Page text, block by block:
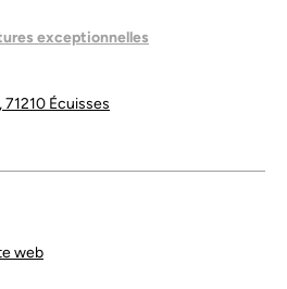
à dimanche : 10h – 13h / 14h –
exceptionnelles
71210 Écuisses
web